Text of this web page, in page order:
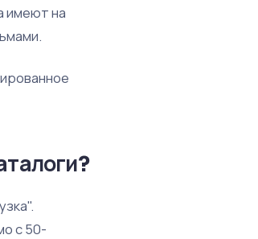
имеют на
с 50-